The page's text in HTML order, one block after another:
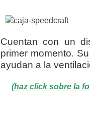
Cuentan con un
primer momento.
ayudan a la
(haz click sobre la